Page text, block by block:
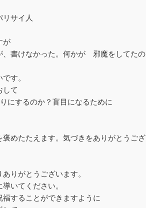
リサイ人
が
、書けなかった。何かが 邪魔をしてたの
す。
して
にするのか？盲目になるために
めたたえます。気づきをありがとうござ
りがとうございます。
いてください。
することができますように